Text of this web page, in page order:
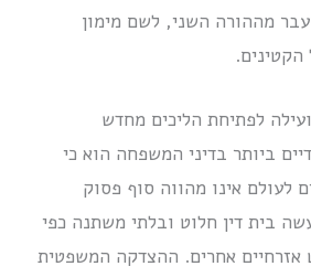
מההורה השני, לשם מימון
לפתיחת הליכים מחדש
ביותר בדיני המשפחה הוא כי
לעולם אינו מהווה סוף פסוק
בית דין חלוט ובלתי משתנה כפי
אזרחיים אחרים. ההצדקה המשפטית